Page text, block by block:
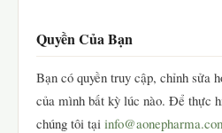
Quyền Của Bạn
Bạn có quyền truy cập, chỉnh sửa
của mình bất kỳ lúc nào. Để thực
chúng tôi tại